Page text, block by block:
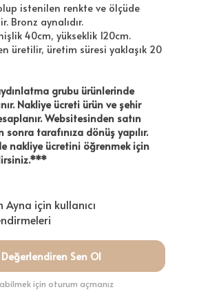
istenilen renkte ve ölçüde
Bronz aynalıdır.
40cm, yükseklik 120cm.
üretilir, üretim süresi yaklaşık 20
grubu ürünlerinde
Nakliye ücreti ürün ve şehir
Websitesinden satın
sonra tarafınıza dönüş yapılır.
nakliye ücretini öğrenmek için
Ayna için kullanıcı
Sen Ol
için oturum açmanız